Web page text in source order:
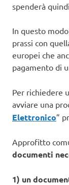
spenderà
In questo
prassi con
europei che
pagamento di
Per richiedere
avviare una
Elettronico”
Approfitto
documenti
1) un